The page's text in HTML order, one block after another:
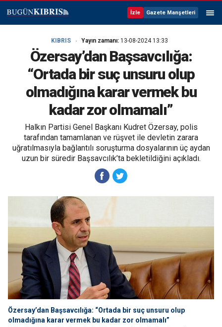
İzle Gazete Manşetleri
KIBRIS Yayın zamanı: 13-08-2024 13:33
Özersay’dan Başsavcılığa:
“Ortada bir suç unsuru olup
olmadığına karar vermek bu
kadar zor olmamalı”
Halkın Partisi Genel Başkanı Kudret Özersay, polis
tarafından tamamlanan ve rüşvet ile devletin zarara
uğratılmasıyla bağlantılı soruşturma dosyalarının üç aydan
uzun bir süredir Başsavcılık’ta bekletildiğini açıkladı.
Özersay’dan Başsavcılığa: “Ortada bir suç unsuru olup
olmadığına karar vermek bu kadar zor olmamalı”